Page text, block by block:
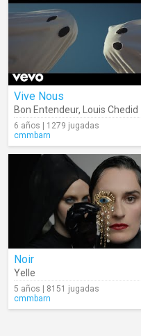
Vive Nous
Bon Entendeur, Louis Chedid
6 años | 1279 jugadas
cmmbarn
Noir
Yelle
5 años | 8151 jugadas
cmmbarn